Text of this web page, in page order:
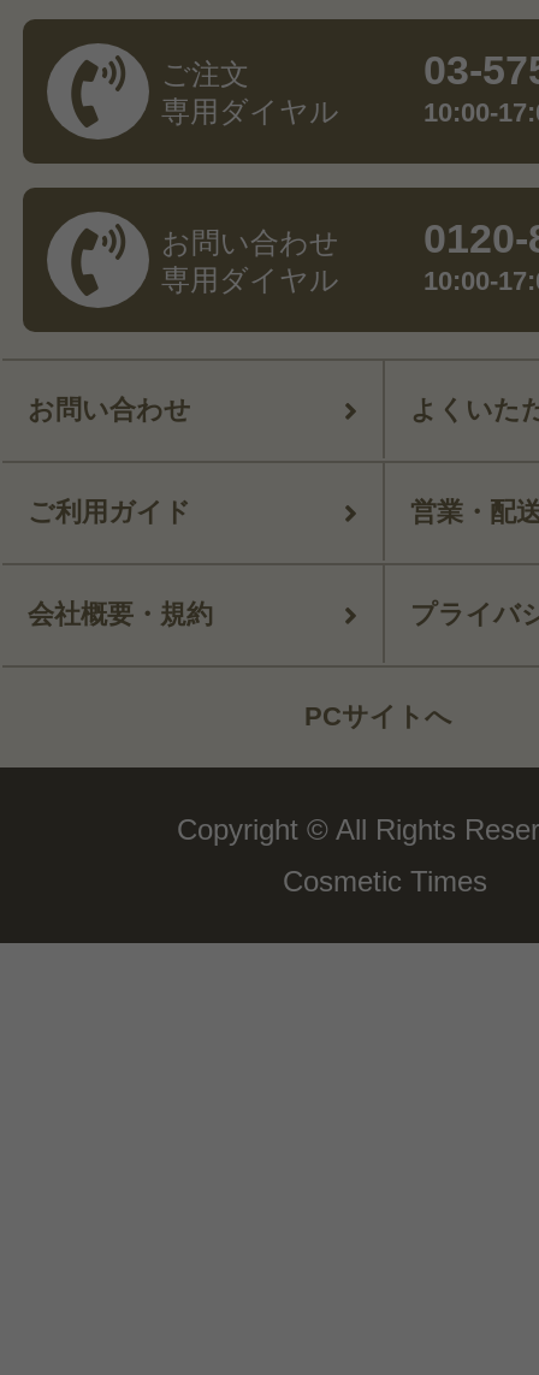
ご注文
専用ダイヤル
03-
10:00-
お問い合わせ
専用ダイヤル
10:00-
お問い合わせ よくいた
ご利用ガイド 営業・配
会社概要・規約 プライバ
PCサイトへ
Copyright © All Rights
Cosmetic Times